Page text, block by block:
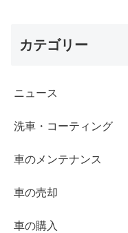
カテゴリー
ニュース
洗車・コーティング
車のメンテナンス
車の売却
車の購入